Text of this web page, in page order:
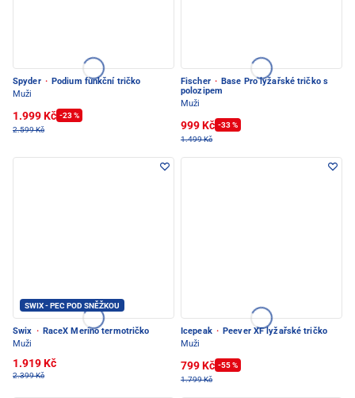
Spyder · Podium funkční tričko
Muži
1.999 Kč -23 %
2.599 Kč
Fischer · Base Pro lyžařské tričko s
polozipem
Muži
999 Kč -33 %
1.499 Kč
SWIX - PEC POD SNĚŽKOU
Swix · RaceX Merino termotričko
Muži
1.919 Kč
2.399 Kč
Icepeak · Peever XF lyžařské tričko
Muži
799 Kč -55 %
1.799 Kč